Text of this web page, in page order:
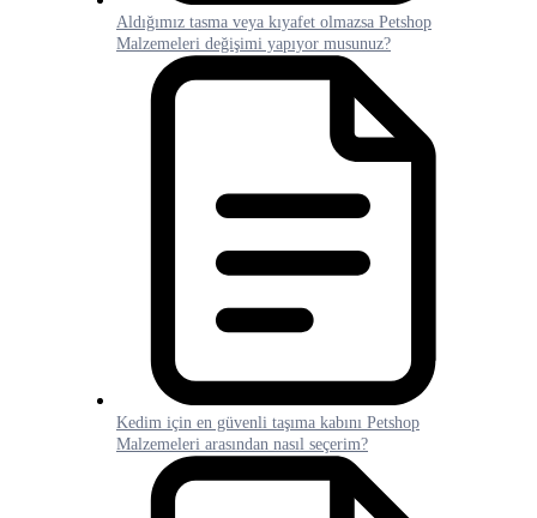
Aldığımız tasma veya kıyafet olmazsa Petshop
Malzemeleri değişimi yapıyor musunuz?
Kedim için en güvenli taşıma kabını Petshop
Malzemeleri arasından nasıl seçerim?